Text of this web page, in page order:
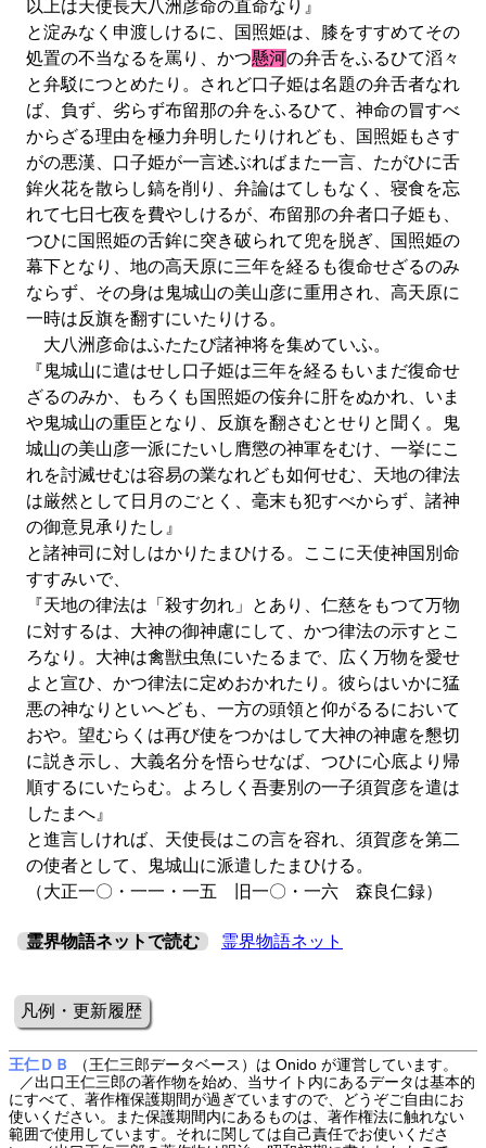
以上は天使長大八洲彦命の直命なり』
と淀みなく申渡しけるに、国照姫は、膝をすすめてその
処置の不当なるを罵り、かつ懸河の弁舌をふるひて滔々
と弁駁につとめたり。されど口子姫は名題の弁舌者なれ
ば、負ず、劣らず布留那の弁をふるひて、神命の冒すべ
からざる理由を極力弁明したりけれども、国照姫もさす
がの悪漢、口子姫が一言述ぶればまた一言、たがひに舌
鉾火花を散らし鎬を削り、弁論はてしもなく、寝食を忘
れて七日七夜を費やしけるが、布留那の弁者口子姫も、
つひに国照姫の舌鉾に突き破られて兜を脱ぎ、国照姫の
幕下となり、地の高天原に三年を経るも復命せざるのみ
ならず、その身は鬼城山の美山彦に重用され、高天原に
一時は反旗を翻すにいたりける。
大八洲彦命はふたたび諸神将を集めていふ。
『鬼城山に遣はせし口子姫は三年を経るもいまだ復命せ
ざるのみか、もろくも国照姫の侫弁に肝をぬかれ、いま
や鬼城山の重臣となり、反旗を翻さむとせりと聞く。鬼
城山の美山彦一派にたいし膺懲の神軍をむけ、一挙にこ
れを討滅せむは容易の業なれども如何せむ、天地の律法
は厳然として日月のごとく、毫末も犯すべからず、諸神
の御意見承りたし』
と諸神司に対しはかりたまひける。ここに天使神国別命
すすみいで、
『天地の律法は「殺す勿れ」とあり、仁慈をもつて万物
に対するは、大神の御神慮にして、かつ律法の示すとこ
ろなり。大神は禽獣虫魚にいたるまで、広く万物を愛せ
よと宣ひ、かつ律法に定めおかれたり。彼らはいかに猛
悪の神なりといへども、一方の頭領と仰がるるにおいて
おや。望むらくは再び使をつかはして大神の神慮を懇切
に説き示し、大義名分を悟らせなば、つひに心底より帰
順するにいたらむ。よろしく吾妻別の一子須賀彦を遣は
したまへ』
と進言しければ、天使長はこの言を容れ、須賀彦を第二
の使者として、鬼城山に派遣したまひける。
（大正一〇・一一・一五 旧一〇・一六 森良仁録）
霊界物語ネットで読む 霊界物語ネット
凡例・更新履歴
王仁ＤＢ
（王仁三郎データベース）は Onido が運営しています。
／出口王仁三郎の著作物を始め、当サイト内にあるデータは基本的
にすべて、著作権保護期間が過ぎていますので、どうぞご自由にお
使いください。また保護期間内にあるものは、著作権法に触れない
範囲で使用しています。それに関しては自己責任でお使いくださ